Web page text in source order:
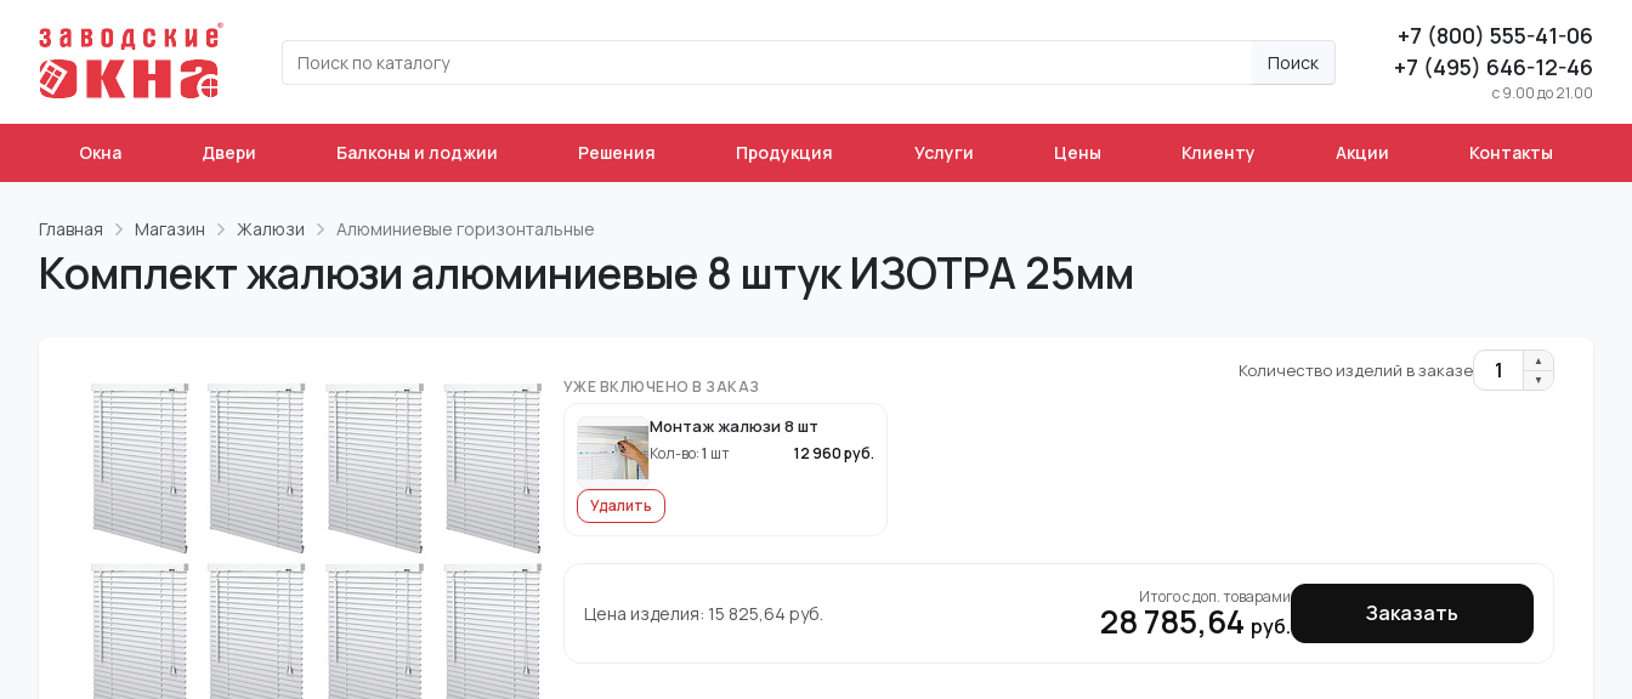
Поиск
+7 (800) 555-41-06
+7 (495) 646-12-46
c 9.00 до 21.00
Окна Двери Балконы и лоджии Решения Продукция Услуги Цены Клиенту Акции Контакты
Главная Магазин Жалюзи Алюминиевые горизонтальные
Комплект жалюзи алюминиевые 8 штук ИЗОТРА 25мм
Количество изделий в заказе 1
▲
▼
УЖЕ ВКЛЮЧЕНО В ЗАКАЗ
Монтаж жалюзи 8 шт
Кол-во:1 шт 12 960руб.
Удалить
Цена изделия: 15 825,64 руб.
Итого с доп. товарами
28 785,64 руб. Заказать